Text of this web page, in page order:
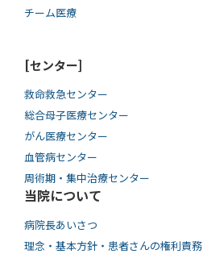
チーム医療
[センター]
救命救急センター
総合母子医療センター
がん医療センター
血管病センター
周術期・集中治療センター
当院について
病院長あいさつ
理念・基本方針・患者さんの権利責務